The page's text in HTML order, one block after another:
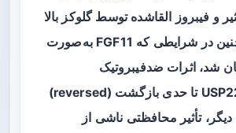
و فیبروز القاشده توسط گلوکز بالا
مهار گردید. همچنین در شرایطی که FGF11 به‌صورت
شد، اثرات ضدفیبروتیک
خاموش‌سازی USP22 تا حدی بازگشت (reversed)
تأثیر محافظتی ناشی از